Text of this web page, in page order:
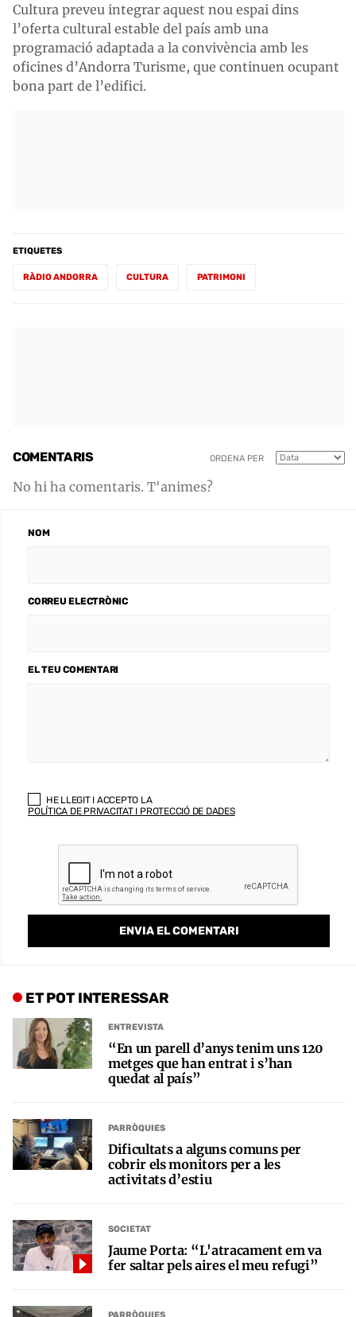
Cultura preveu integrar aquest nou espai dins
l’oferta cultural estable del país amb una
programació adaptada a la convivència amb les
oficines d’Andorra Turisme, que continuen ocupant
bona part de l’edifici.
ETIQUETES
RÀDIO ANDORRA CULTURA PATRIMONI
COMENTARIS ORDENA PER
No hi ha comentaris. T'animes?
NOM
CORREU ELECTRÒNIC
EL TEU COMENTARI
HE LLEGIT I ACCEPTO LA
POLÍTICA DE PRIVACITAT I PROTECCIÓ DE DADES
ET POT INTERESSAR
ENTREVISTA
“En un parell d’anys tenim uns 120
metges que han entrat i s’han
quedat al país”
PARRÒQUIES
Dificultats a alguns comuns per
cobrir els monitors per a les
activitats d’estiu
SOCIETAT
Jaume Porta: “L'atracament em va
fer saltar pels aires el meu refugi”